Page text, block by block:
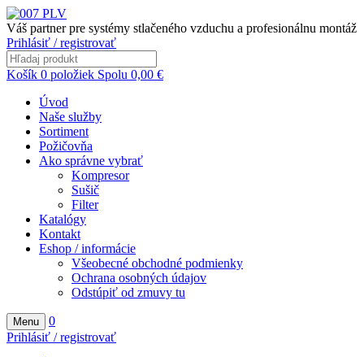
Váš partner pre systémy stlačeného vzduchu a profesionálnu montáž
Prihlásiť / registrovať
Košík 0 položiek Spolu 0,00 €
Úvod
Naše služby
Sortiment
Požičovňa
Ako správne vybrať
Kompresor
Sušič
Filter
Katalógy
Kontakt
Eshop / informácie
Všeobecné obchodné podmienky
Ochrana osobných údajov
Odstúpiť od zmuvy tu
Menu
0
Prihlásiť / registrovať